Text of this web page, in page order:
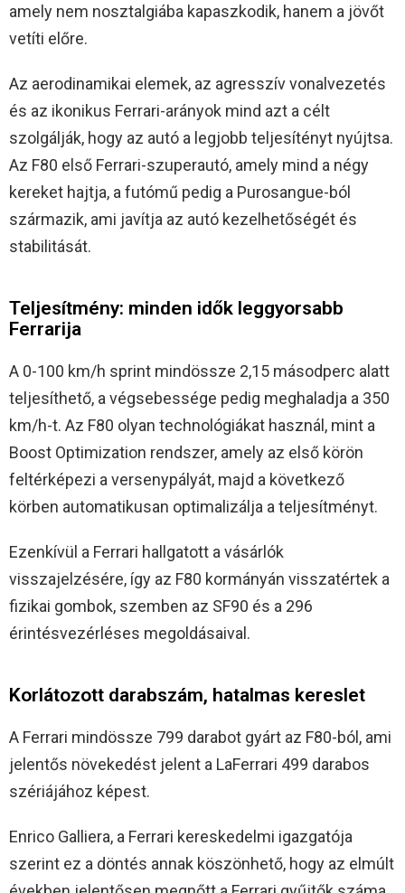
amely nem nosztalgiába kapaszkodik, hanem a jövőt
vetíti előre.
Az aerodinamikai elemek, az agresszív vonalvezetés
és az ikonikus Ferrari-arányok mind azt a célt
szolgálják, hogy az autó a legjobb teljesítényt nyújtsa.
Az F80 első Ferrari-szuperautó, amely mind a négy
kereket hajtja, a futómű pedig a Purosangue-ból
származik, ami javítja az autó kezelhetőségét és
stabilitását.
Teljesítmény: minden idők leggyorsabb
Ferrarija
A 0-100 km/h sprint mindössze 2,15 másodperc alatt
teljesíthető, a végsebessége pedig meghaladja a 350
km/h-t. Az F80 olyan technológiákat használ, mint a
Boost Optimization rendszer, amely az első körön
feltérképezi a versenypályát, majd a következő
körben automatikusan optimalizálja a teljesítményt.
Ezenkívül a Ferrari hallgatott a vásárlók
visszajelzésére, így az F80 kormányán visszatértek a
fizikai gombok, szemben az SF90 és a 296
érintésvezérléses megoldásaival.
Korlátozott darabszám, hatalmas kereslet
A Ferrari mindössze 799 darabot gyárt az F80-ból, ami
jelentős növekedést jelent a LaFerrari 499 darabos
szériájához képest.
Enrico Galliera, a Ferrari kereskedelmi igazgatója
szerint ez a döntés annak köszönhető, hogy az elmúlt